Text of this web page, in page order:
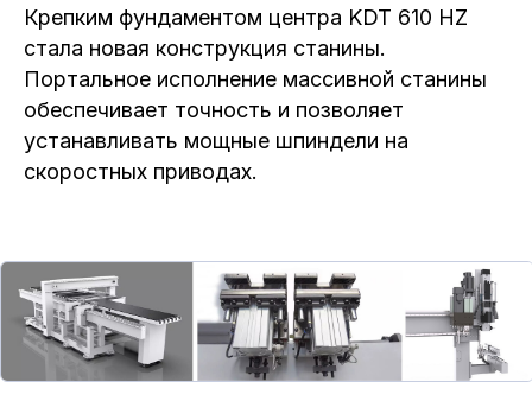
Крепким фундаментом центра KDT 610 HZ
стала новая конструкция станины.
Портальное исполнение массивной станины
обеспечивает точность и позволяет
устанавливать мощные шпиндели на
скоростных приводах.